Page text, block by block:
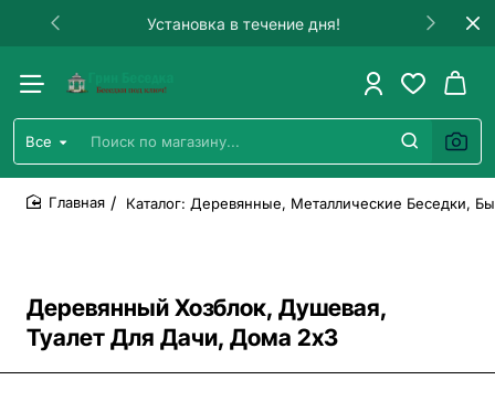
Установка в течение дня!
Все
Поиск
по
магазину...
Деревянный Хозблок, Душевая,
Туалет Для Дачи, Дома 2х3
Каталог: Деревянные, Металлические Беседки,